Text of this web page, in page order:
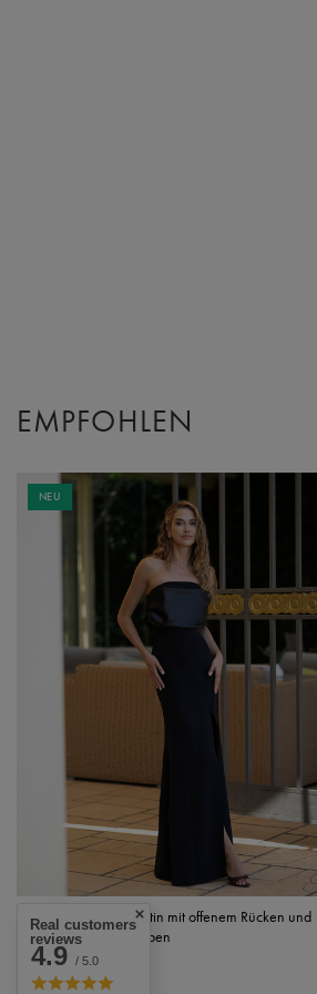
EMPFOHLEN
NEU
Raja Midikleid aus Satin mit offenem Rücken und
Schleife - pistazienfarben
139,36 €
Real customers
reviews
4.9 / 5.0